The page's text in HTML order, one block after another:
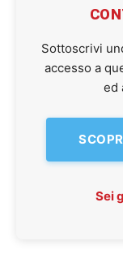
Sottoscrivi
accesso a
ed
Sei